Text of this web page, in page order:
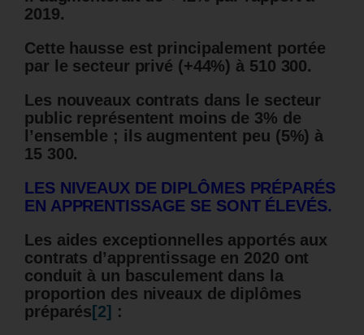
2019.
Cette hausse est principalement portée
par le secteur privé (+44%) à 510 300.
Les nouveaux contrats dans le secteur
public représentent moins de 3% de
l’ensemble ; ils augmentent peu (5%) à
15 300.
LES NIVEAUX DE DIPLÔMES PRÉPARÉS
EN APPRENTISSAGE SE SONT ÉLEVÉS.
Les aides exceptionnelles apportés aux
contrats d’apprentissage en 2020 ont
conduit à un basculement dans la
proportion des niveaux de diplômes
préparés [2] :